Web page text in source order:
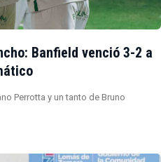
Banfield venció 3-2 a
Perrotta y un tanto de Bruno